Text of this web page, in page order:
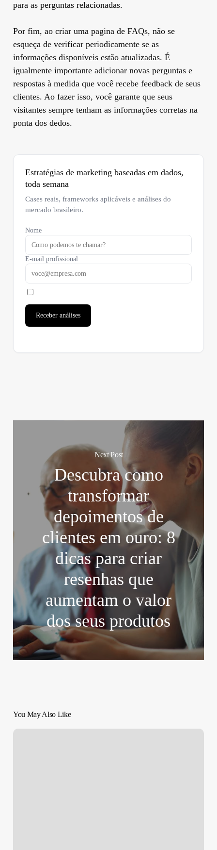
para as perguntas relacionadas.
Por fim, ao criar uma pagina de FAQs, não se
esqueça de verificar periodicamente se as
informações disponíveis estão atualizadas. É
igualmente importante adicionar novas perguntas e
respostas à medida que você recebe feedback de seus
clientes. Ao fazer isso, você garante que seus
visitantes sempre tenham as informações corretas na
ponta dos dedos.
Estratégias de marketing baseadas em dados,
toda semana
Cases reais, frameworks aplicáveis e análises do
mercado brasileiro.
Nome
E-mail profissional
Receber análises
Next Post
Descubra como
transformar
depoimentos de
clientes em ouro: 8
dicas para criar
resenhas que
aumentam o valor
dos seus produtos
You May Also Like